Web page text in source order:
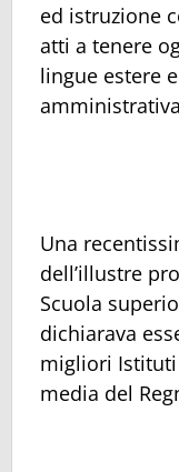
ed istruzione
atti a tenere
lingue estere
Una
dell’illustre
Scuola
dichiarava
migliori
media del